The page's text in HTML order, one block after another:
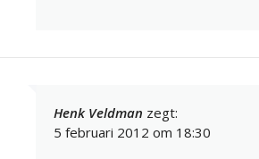
Henk Veldman zegt:
5 februari 2012 om 18:30